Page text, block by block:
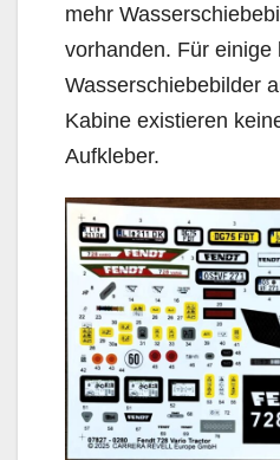
mehr
vorhanden. Für einige
Wasserschiebebilder
Kabine existieren
Aufkleber.